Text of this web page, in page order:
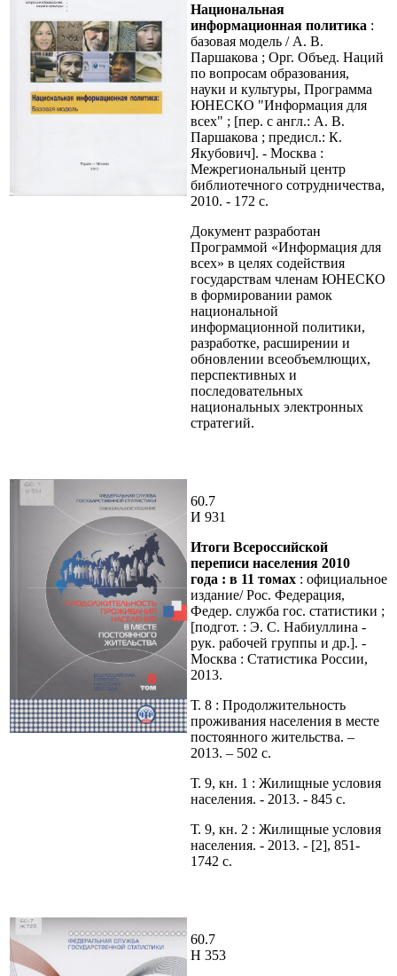
Национальная
информационная политика :
базовая модель / А. В.
Паршакова ; Орг. Объед. Наций
по вопросам образования,
науки и культуры, Программа
ЮНЕСКО "Информация для
всех" ; [пер. с англ.: А. В.
Паршакова ; предисл.: К.
Якубович]. - Москва :
Межрегиональный центр
библиотечного сотрудничества,
2010. - 172 с.
Документ разработан
Программой «Информация для
всех» в целях содействия
государствам членам ЮНЕСКО
в формировании рамок
национальной
информационной политики,
разработке, расширении и
обновлении всеобъемлющих,
перспективных и
последовательных
национальных электронных
стратегий.
60.7
И 931
Итоги Всероссийской
переписи населения 2010
года : в 11 томах : официальное
издание/ Рос. Федерация,
Федер. служба гос. статистики ;
[подгот. : Э. С. Набиуллина -
рук. рабочей группы и др.]. -
Москва : Статистика России,
2013.
Т. 8 : Продолжительность
проживания населения в месте
постоянного жительства. –
2013. – 502 с.
Т. 9, кн. 1 : Жилищные условия
населения. - 2013. - 845 с.
Т. 9, кн. 2 : Жилищные условия
населения. - 2013. - [2], 851-
1742 с.
60.7
Н 353